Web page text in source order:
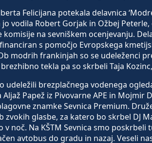
Felicijana potekala delavnica
vodila Robert Gorjak in Ožbej
na sevniškem ocenjevanju.
s pomočjo Evropskega
modrih frankinjah so se udeleženci
tekla pa so skrbeli Taja
udeležili brezplačnega vodenega
Papež iz Pivovarne APE in Mojmir
znamke Sevnica Premium.
zvokih glasbe, za katero bo skrbel DJ
v noč. Na KŠTM Sevnica smo
avtobus do gradu in nazaj. Veseli